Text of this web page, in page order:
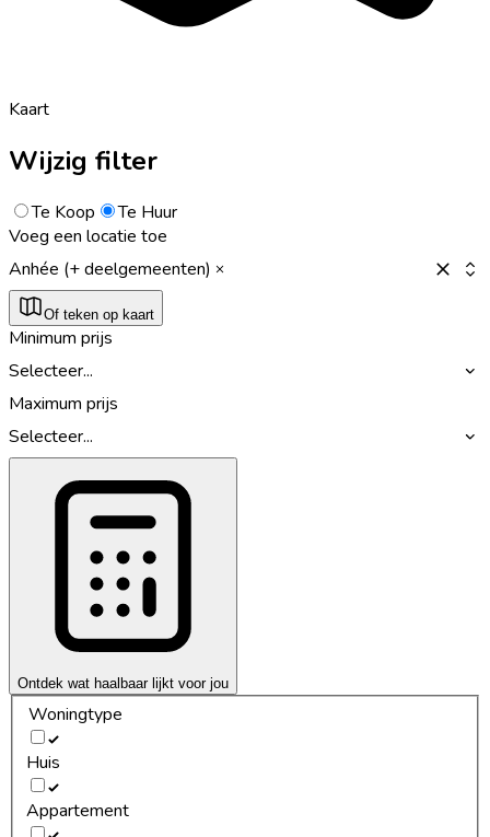
Kaart
Wijzig filter
Te Koop
Te Huur
Voeg een locatie toe
Anhée (+ deelgemeenten)
Of teken op kaart
Minimum prijs
Selecteer...
Maximum prijs
Selecteer...
Ontdek wat haalbaar lijkt voor jou
Woningtype
Huis
Appartement